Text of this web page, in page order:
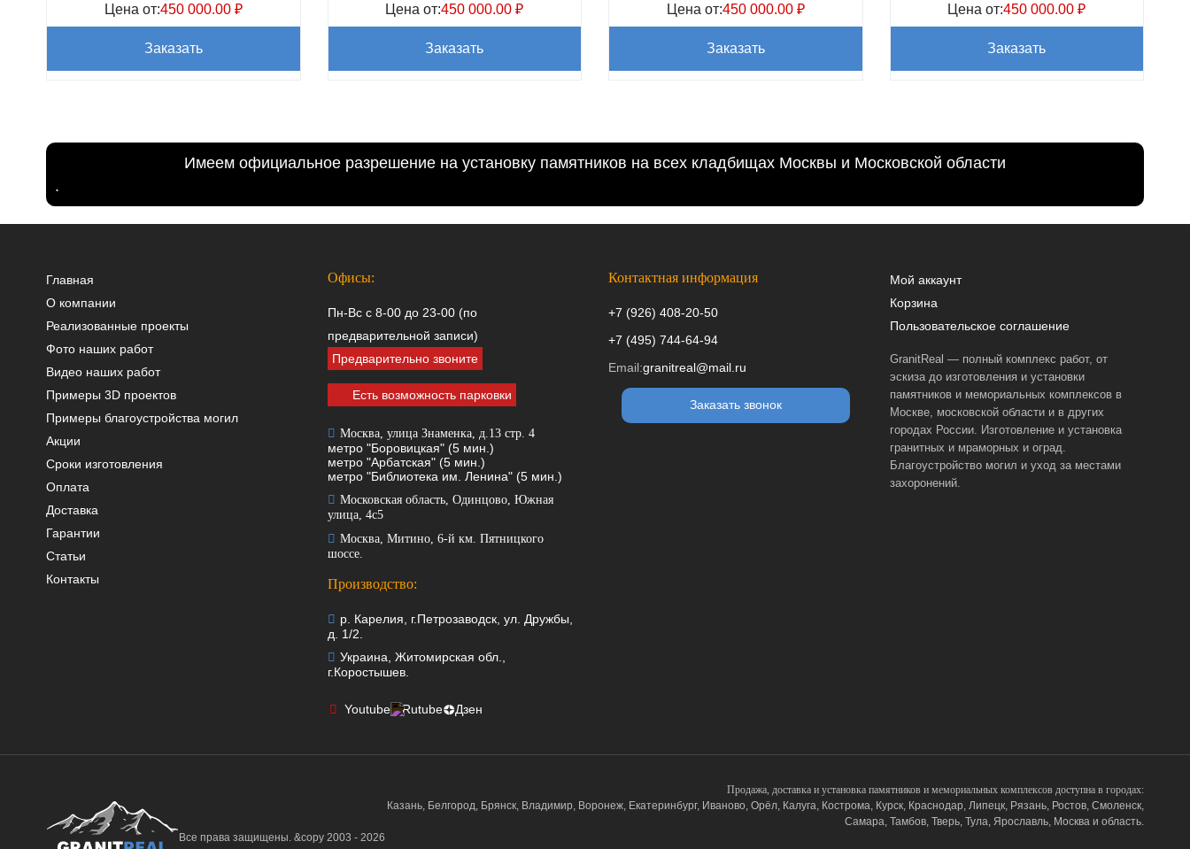
Цена от:450 000.00 ₽
Заказать
Цена от:450 000.00₽
Заказать
Цена от:450 000.00 ₽
Заказать
Цена от:450 000.00₽
Заказать
Имеем официальное разрешение на установку памятников на всех кладбищах Москвы и Московской области
.
Главная
О компании
Реализованные проекты
Фото наших работ
Видео наших работ
Примеры 3D проектов
Примеры благоустройства могил
Акции
Сроки изготовления
Оплата
Доставка
Гарантии
Статьи
Контакты
Офисы:
Пн-Вс с 8-00 до 23-00 (по
предварительной записи)
Предварительно звоните
Есть возможность парковки
Москва, улица Знаменка, д.13 стр. 4
метро "Боровицкая" (5 мин.)
метро "Арбатская" (5 мин.)
метро "Библиотека им. Ленина" (5 мин.)
Московская область, Одинцово, Южная
улица, 4с5
Москва, Митино, 6-й км. Пятницкого
шоссе.
Производство:
р. Карелия, г.Петрозаводск, ул. Дружбы,
д. 1/2.
Украина, Житомирская обл.,
г.Коростышев.
Youtube Rutube Дзен
Контактная информация
+7 (926) 408-20-50
+7 (495) 744-64-94
Email:granitreal@mail.ru
Заказать звонок
Мой аккаунт
Корзина
Пользовательское соглашение
GranitReal — полный комплекс работ, от
эскиза до изготовления и установки
памятников и мемориальных комплексов в
Москве, московской области и в других
городах России. Изготовление и установка
гранитных и мраморных и оград.
Благоустройство могил и уход за местами
захоронений.
Все права защищены. &copy 2003 - 2026
Продажа, доставка и установка памятников и мемориальных комплексов доступна в городах:
Казань, Белгород, Брянск, Владимир, Воронеж, Екатеринбург, Иваново, Орёл, Калуга, Кострома, Курск, Краснодар, Липецк, Рязань, Ростов, Смоленск,
Самара, Тамбов, Тверь, Тула, Ярославль, Москва и область.